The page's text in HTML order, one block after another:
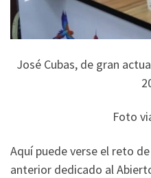
José Cubas, de gran
Foto
Aquí puede verse el reto
anterior dedicado al